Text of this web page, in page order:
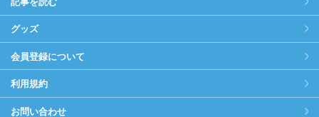
グッズ
会員登録について
利用規約
お問い合わせ